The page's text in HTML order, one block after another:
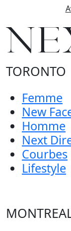
TORONTO
Femme
New
Homme
Next
Courbes
Lifestyle